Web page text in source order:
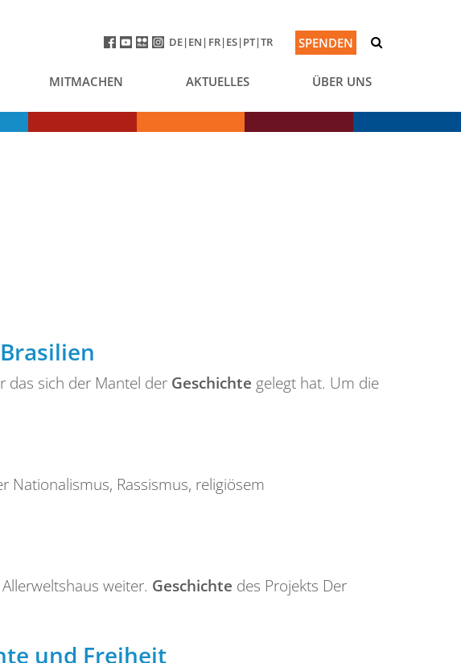
SPENDEN
DE EN FR ES PT TR
MITMACHEN AKTUELLES ÜBER UNS
das sich der Mantel der Geschichte gelegt hat. Um die
Nationalismus, Rassismus, religiösem
weiter. Geschichte des Projekts Der
und Freiheit